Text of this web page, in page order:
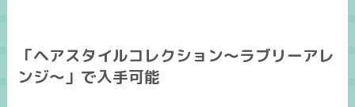
「ヘアスタイルコレクション～ラブリーアレ
ンジ～」で入手可能